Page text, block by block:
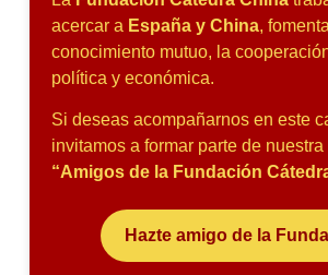
acercar a España y China,
conocimiento mutuo, la
política y económica.
Si deseas acompañarnos en este
invitamos a formar parte de nuestra
“Amigos de la Fundación
Hazte amigo de la